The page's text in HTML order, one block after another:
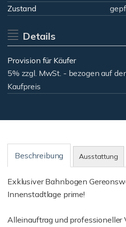
Zustand
Details
Provision für Käufer
5% zzgl. MwSt. - bezogen auf
Kaufpreis
Beschreibung Ausstattung
Exklusiver Bahnbogen
Innenstadtlage prime!
Alleinauftrag und professioneller